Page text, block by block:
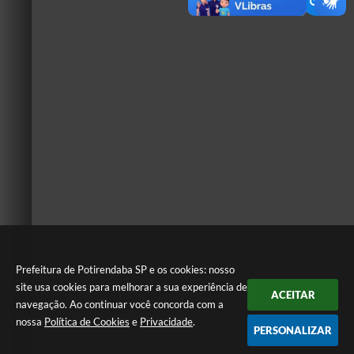
Prefeitura de Potirendaba SP e os cookies: nosso
site usa cookies para melhorar a sua experiência de
navegação. Ao continuar você concorda com a
nossa Política de Cookies e Privacidade.
ACEITAR
PERSONALIZAR